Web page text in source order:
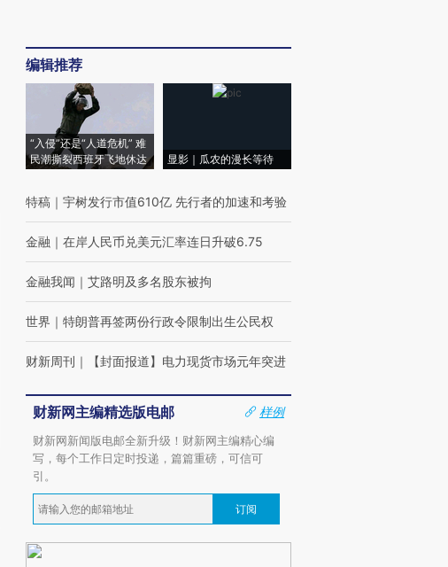
编辑推荐
“入侵”还是“人道危机” 难
民潮撕裂西班牙飞地休达
显影｜瓜农的漫长等待
特稿 ｜ 宇树发行市值610亿 先行者的加速和考验
金融 ｜ 在岸人民币兑美元汇率连日升破6.75
金融我闻 ｜ 艾路明及多名股东被拘
世界 ｜ 特朗普再签两份行政令限制出生公民权
财新周刊 ｜ 【封面报道】电力现货市场元年突进
财新网主编精选版电邮
样例
财新网新闻版电邮全新升级！财新网主编精心编
写，每个工作日定时投递，篇篇重磅，可信可
引。
订阅